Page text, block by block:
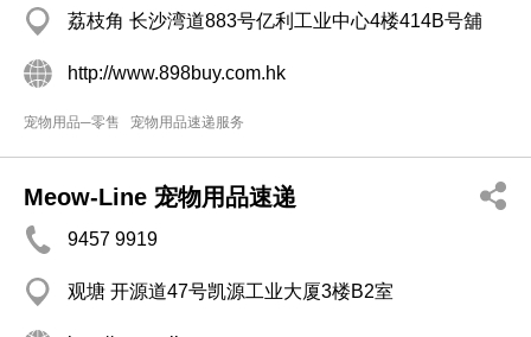
荔枝角 长沙湾道883号亿利工业中心4楼414B号舖
http://www.898buy.com.hk
宠物用品─零售 宠物用品速递服务
Meow-Line 宠物用品速递
9457 9919
观塘 开源道47号凯源工业大厦3楼B2室